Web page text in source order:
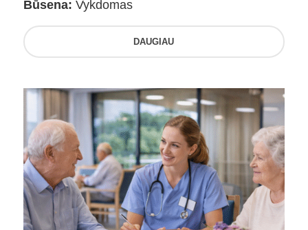
Būsena: Vykdomas
DAUGIAU